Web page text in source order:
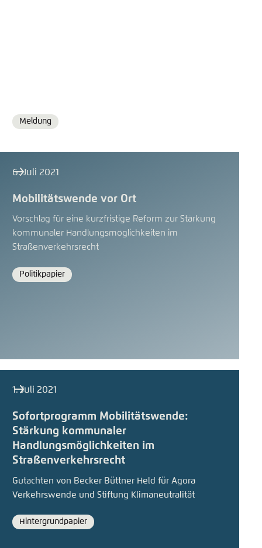
Format
Meldung
6. Juli 2021
Mobilitätswende vor Ort
Vorschlag für eine kurzfristige Reform zur Stärkung
kommunaler Handlungsmöglichkeiten im
Straßenverkehrsrecht
Format
Politikpapier
1. Juli 2021
Sofortprogramm Mobilitätswende:
Stärkung kommunaler
Handlungsmöglichkeiten im
Straßenverkehrsrecht
Gutachten von Becker Büttner Held für Agora
Verkehrswende und Stiftung Klimaneutralität
Format
Hintergrundpapier